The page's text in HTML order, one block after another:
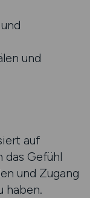
und
auf
das Gefühl
und Zugang
haben.